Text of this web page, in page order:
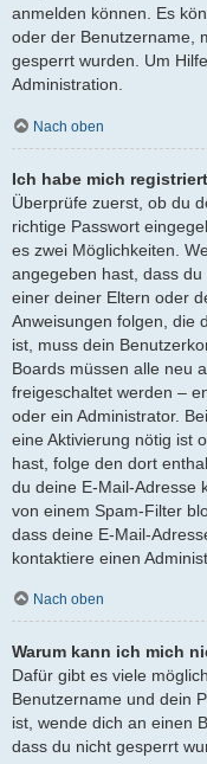
anmelden können. Es
oder der Benutzername,
gesperrt wurden. Um
Administration.
Nach oben
Ich habe mich
Überprüfe zuerst, ob du
richtige Passwort
es zwei Möglichkeiten.
angegeben hast, dass
einer deiner Eltern oder
Anweisungen folgen, die
ist, muss dein
Boards müssen alle neu
freigeschaltet werden –
oder ein Administrator.
eine Aktivierung nötig ist
hast, folge den dort
du deine E-Mail-Adresse
von einem Spam-Filter
dass deine E-Mail-
kontaktiere einen
Nach oben
Warum kann ich mich
Dafür gibt es viele
Benutzername und dein
ist, wende dich an einen
dass du nicht gesperrt